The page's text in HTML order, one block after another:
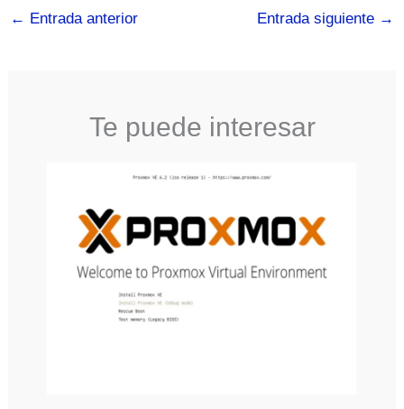
← Entrada anterior Entrada siguiente →
Te puede interesar